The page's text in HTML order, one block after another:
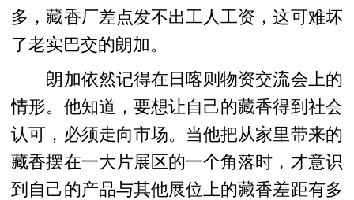
多，藏香厂差点发不出工人工资，这可难坏
了老实巴交的朗加。
朗加依然记得在日喀则物资交流会上的
情形。他知道，要想让自己的藏香得到社会
认可，必须走向市场。当他把从家里带来的
藏香摆在一大片展区的一个角落时，才意识
到自己的产品与其他展位上的藏香差距有多